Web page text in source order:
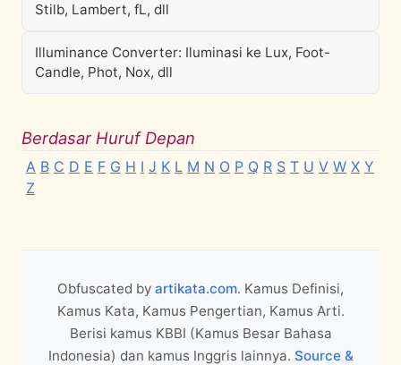
Stilb, Lambert, fL, dll
Illuminance Converter: Iluminasi ke Lux, Foot-
Candle, Phot, Nox, dll
Berdasar Huruf Depan
A B C D E F G H I J K L M N O P Q R S T U V W X Y
Z
Obfuscated by artikata.com. Kamus Definisi,
Kamus Kata, Kamus Pengertian, Kamus Arti.
Berisi kamus KBBI (Kamus Besar Bahasa
Indonesia) dan kamus Inggris lainnya. Source &